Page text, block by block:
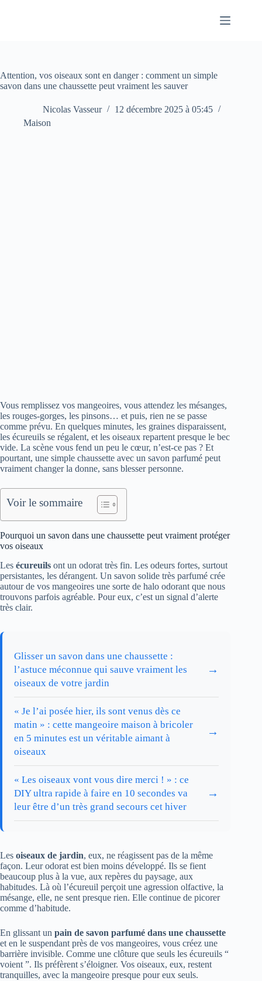
Attention, vos oiseaux sont en danger : comment un simple
savon dans une chaussette peut vraiment les sauver
Nicolas Vasseur
12 décembre 2025 à 05:45
Maison
Vous remplissez vos mangeoires, vous attendez les mésanges,
les rouges-gorges, les pinsons… et puis, rien ne se passe
comme prévu. En quelques minutes, les graines disparaissent,
les écureuils se régalent, et les oiseaux repartent presque le bec
vide. La scène vous fend un peu le cœur, n’est-ce pas ? Et
pourtant, une simple chaussette avec un savon parfumé peut
vraiment changer la donne, sans blesser personne.
Voir le sommaire
Pourquoi un savon dans une chaussette peut vraiment protéger
vos oiseaux
Les écureuils ont un odorat très fin. Les odeurs fortes, surtout
persistantes, les dérangent. Un savon solide très parfumé crée
autour de vos mangeoires une sorte de halo odorant que nous
trouvons parfois agréable. Pour eux, c’est un signal d’alerte
très clair.
Glisser un savon dans une chaussette :
l’astuce méconnue qui sauve vraiment les
oiseaux de votre jardin
→
« Je l’ai posée hier, ils sont venus dès ce
matin » : cette mangeoire maison à bricoler
en 5 minutes est un véritable aimant à
oiseaux
→
« Les oiseaux vont vous dire merci ! » : ce
DIY ultra rapide à faire en 10 secondes va
leur être d’un très grand secours cet hiver
→
Les oiseaux de jardin, eux, ne réagissent pas de la même
façon. Leur odorat est bien moins développé. Ils se fient
beaucoup plus à la vue, aux repères du paysage, aux
habitudes. Là où l’écureuil perçoit une agression olfactive, la
mésange, elle, ne sent presque rien. Elle continue de picorer
comme d’habitude.
En glissant un pain de savon parfumé dans une chaussette
et en le suspendant près de vos mangeoires, vous créez une
barrière invisible. Comme une clôture que seuls les écureuils “
voient ”. Ils préfèrent s’éloigner. Vos oiseaux, eux, restent
tranquilles, avec la mangeoire presque pour eux seuls.